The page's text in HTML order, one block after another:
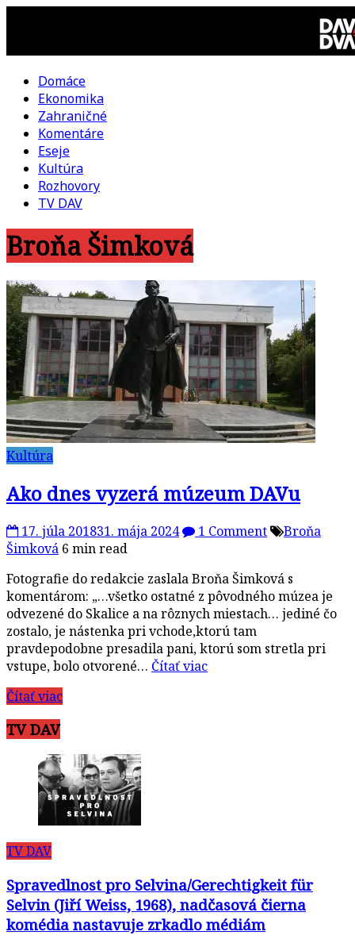
DAV
DVA
kultúrno-
politická
revue
Domáce
Ekonomika
Zahraničné
Komentáre
Eseje
Kultúra
Rozhovory
TV DAV
Broňa Šimková
Kultúra
Ako dnes vyzerá múzeum DAVu
17. júla 201831. mája 2024 1 Comment
Broňa
Šimková 6 min read
Fotografie do redakcie zaslala Broňa Šimková s
komentárom: „…všetko ostatné z pôvodného múzea je
odvezené do Skalice a na rôznych miestach… jediné čo
zostalo, je nástenka pri vchode,ktorú tam
pravdepodobne presadila pani, ktorú som stretla pri
vstupe, bolo otvorené… Čítať viac
Čítať viac
TV DAV
TV DAV
Spravedlnost pro Selvina/Gerechtigkeit für
Selvin (Jiří Weiss, 1968), nadčasová čierna
komédia nastavuje zrkadlo médiám